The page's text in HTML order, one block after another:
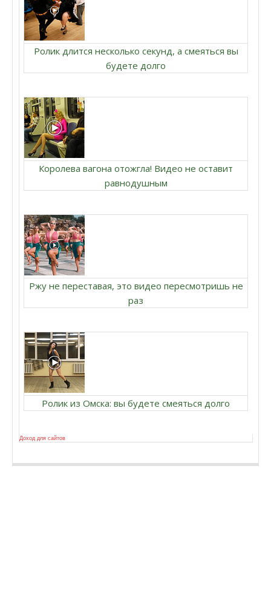
Ролик длится несколько секунд, а смеяться вы
будете долго
Королева вагона отожгла! Видео не оставит
равнодушным
Ржу не переставая, это видео пересмотришь не
раз
Ролик из Омска: вы будете смеяться долго
Доход для сайтов